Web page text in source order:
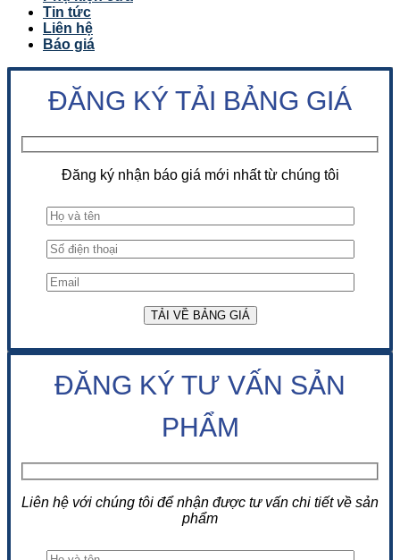
Tin tức
Liên hệ
Báo giá
ĐĂNG KÝ TẢI BẢNG GIÁ
Đăng ký nhận báo giá mới nhất từ chúng tôi
ĐĂNG KÝ TƯ VẤN SẢN
PHẨM
Liên hệ với chúng tôi để nhận được tư vấn chi tiết về sản
phẩm